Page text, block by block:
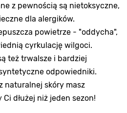
z pewnością są nietoksyczne,
dla alergików.
powietrze - "oddycha",
cyrkulację wilgoci.
też trwalsze i bardziej
odpowiedniki.
naturalnej skóry masz
Ci dłużej niż jeden sezon!